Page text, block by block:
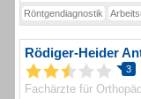
Röntgendiagnostik
Rödiger-Heider
3
Fachärzte für